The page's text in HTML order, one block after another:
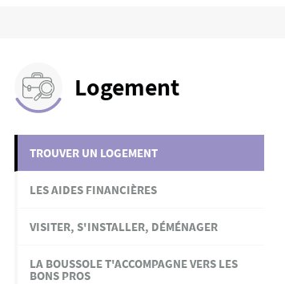
Logement
TROUVER UN LOGEMENT
LES AIDES FINANCIÈRES
VISITER, S'INSTALLER, DÉMÉNAGER
LA BOUSSOLE T'ACCOMPAGNE VERS LES
BONS PROS